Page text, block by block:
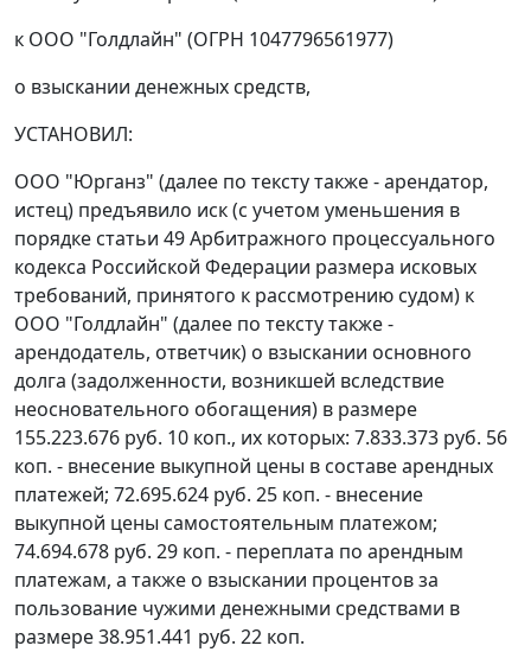
к ООО "Голдлайн" (ОГРН 1047796561977)
о взыскании денежных средств,
УСТАНОВИЛ:
ООО "Юрганз" (далее по тексту также - арендатор,
истец) предъявило иск (с учетом уменьшения в
порядке статьи 49 Арбитражного процессуального
кодекса Российской Федерации размера исковых
требований, принятого к рассмотрению судом) к
ООО "Голдлайн" (далее по тексту также -
арендодатель, ответчик) о взыскании основного
долга (задолженности, возникшей вследствие
неосновательного обогащения) в размере
155.223.676 руб. 10 коп., их которых: 7.833.373 руб. 56
коп. - внесение выкупной цены в составе арендных
платежей; 72.695.624 руб. 25 коп. - внесение
выкупной цены самостоятельным платежом;
74.694.678 руб. 29 коп. - переплата по арендным
платежам, а также о взыскании процентов за
пользование чужими денежными средствами в
размере 38.951.441 руб. 22 коп.